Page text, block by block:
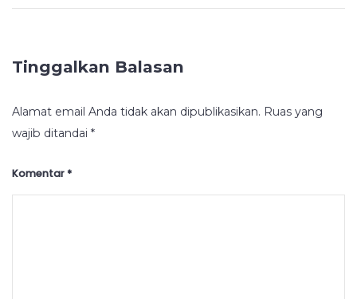
Tinggalkan Balasan
Alamat email Anda tidak akan dipublikasikan. Ruas yang
wajib ditandai *
Komentar*